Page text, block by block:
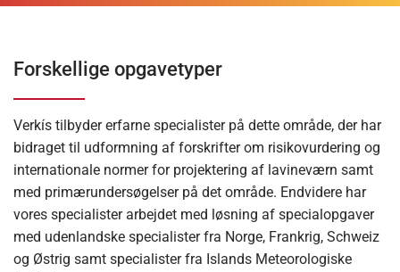
Forskellige opgavetyper
Verkís tilbyder erfarne specialister på dette område, der har
bidraget til udformning af forskrifter om risikovurdering og
internationale normer for projektering af lavineværn samt
med primærundersøgelser på det område. Endvidere har
vores specialister arbejdet med løsning af specialopgaver
med udenlandske specialister fra Norge, Frankrig, Schweiz
og Østrig samt specialister fra Islands Meteorologiske